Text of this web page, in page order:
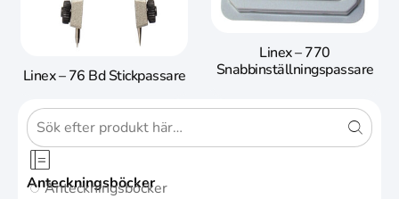
Anteckningsböcker
Anteckningsböcker
Linex – 76 Bd Stickpassare
Linex – 770
Snabbinställningspassare